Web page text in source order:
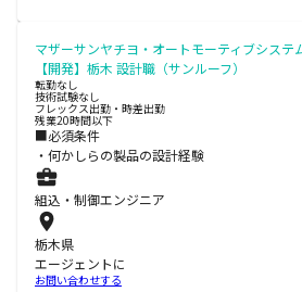
マザーサンヤチヨ・オートモーティブシステ
【開発】栃木 設計職（サンルーフ）
転勤なし
技術試験なし
フレックス出勤・時差出勤
残業20時間以下
■必須条件
・何かしらの製品の設計経験
組込・制御エンジニア
栃木県
エージェントに
お問い合わせする